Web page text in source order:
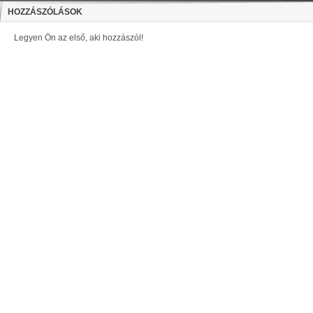
HOZZÁSZÓLÁSOK
Legyen Ön az első, aki hozzászól!